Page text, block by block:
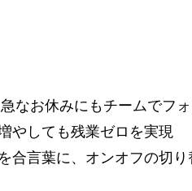
なお休みにもチームでフ
やしても残業ゼロを実現
言葉に、オンオフの切り